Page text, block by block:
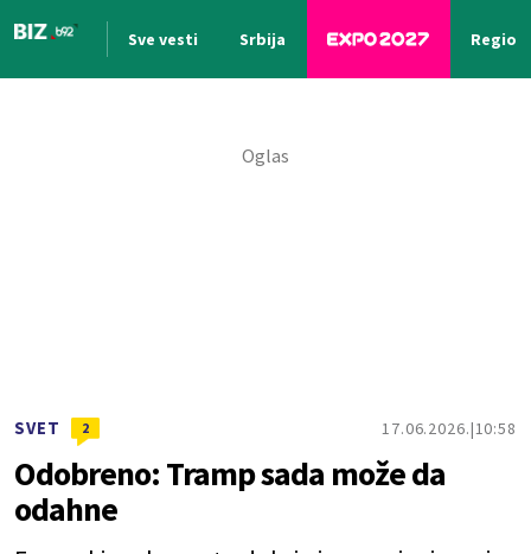
Sve vesti Srbija Region
SVET 2 17.06.2026. 10:58
Odobreno: Tramp sada može da
odahne